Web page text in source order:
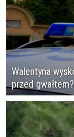
Walentyna
przed gwałtem?